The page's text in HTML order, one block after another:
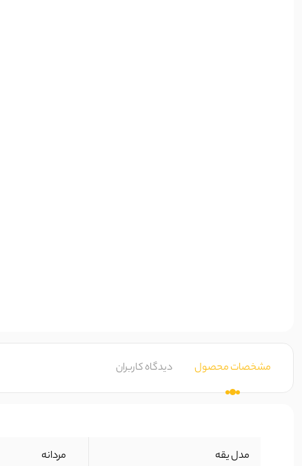
مشخصات محصول دیدگاه کاربران
مدل یقه مردانه